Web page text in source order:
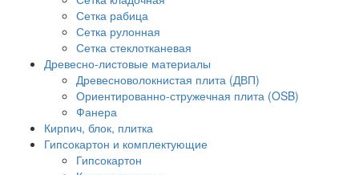
Сетка рабица
Сетка рулонная
Сетка стеклотканевая
Древесно-листовые материалы
Древесноволокнистая плита (ДВП)
Ориентированно-стружечная плита (OSB)
Фанера
Кирпич, блок, плитка
Гипсокартон и комплектующие
Гипсокартон